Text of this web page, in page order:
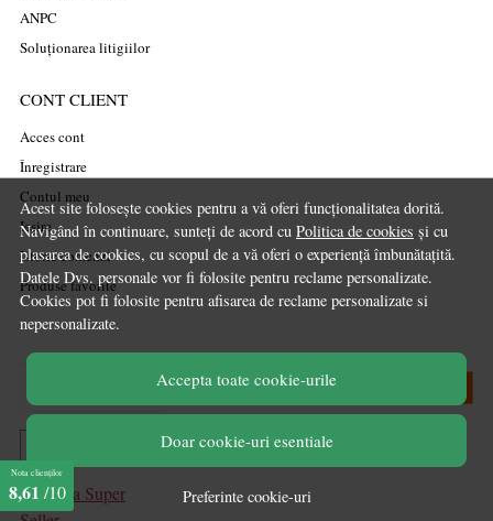
Acest site folosește cookies pentru a vă oferi funcționalitatea dorită.
Navigând în continuare, sunteți de acord cu Politica de cookies și cu
plasarea de cookies, cu scopul de a vă oferi o experiență îmbunătațită.
Datele Dvs. personale vor fi folosite pentru reclame personalizate.
Cookies pot fi folosite pentru afisarea de reclame personalizate si
nepersonalizate.
Accepta toate cookie-urile
Doar cookie-uri esentiale
Preferinte cookie-uri
ANPC
Soluționarea litigiilor
CONT CLIENT
Acces cont
Înregistrare
Contul meu
Ieșire
Istoric comenzi
Produse favorite
Nota clienților
8,61 /10